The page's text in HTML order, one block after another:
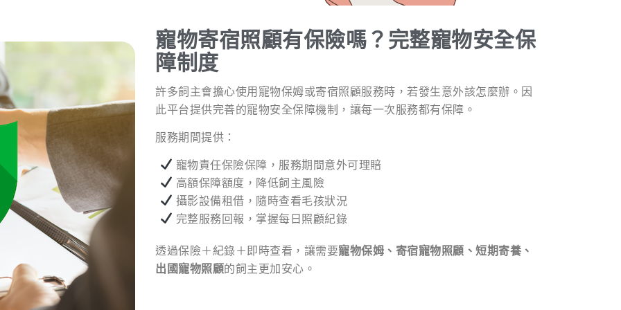
寵物寄宿照顧有保險嗎？完整寵物安全保
障制度
許多飼主會擔心使用寵物保姆或寄宿照顧服務時，若發生意外該怎麼辦。因
此平台提供完善的寵物安全保障機制，讓每一次服務都有保障。
服務期間提供：
寵物責任保險保障，服務期間意外可理賠
高額保障額度，降低飼主風險
攝影設備租借，隨時查看毛孩狀況
完整服務回報，掌握每日照顧紀錄
透過保險＋紀錄＋即時查看，讓需要寵物保姆、寄宿寵物照顧、短期寄養、
出國寵物照顧的飼主更加安心。